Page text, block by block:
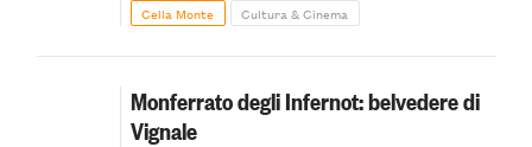
Cella Monte Cultura & Cinema
Monferrato degli Infernot: belvedere di
Vignale